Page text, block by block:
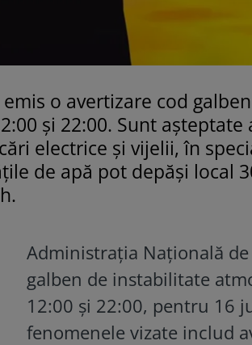
emis o avertizare cod
și 22:00. Sunt
electrice și vijelii, în
de apă pot depăși local
Administrația Națională
galben de instabilitate
12:00 și 22:00, pentru 16
fenomenele vizate includ